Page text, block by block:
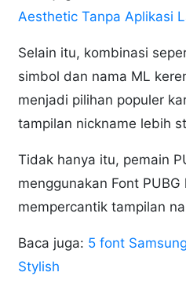
Aesthetic Tanpa Aplikasi
Selain itu, kombinasi
simbol dan nama ML
menjadi pilihan populer
tampilan nickname lebih
Tidak hanya itu, pemain
menggunakan Font
mempercantik tampilan
Baca juga: 5 font
Stylish